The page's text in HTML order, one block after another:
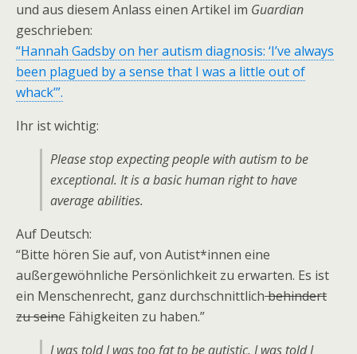
und aus diesem Anlass einen Artikel im Guardian
geschrieben:
“Hannah Gadsby on her autism diagnosis: ‘I’ve always
been plagued by a sense that I was a little out of
whack’”.
Ihr ist wichtig:
Please stop expecting people with autism to be
exceptional. It is a basic human right to have
average abilities.
Auf Deutsch:
“Bitte hören Sie auf, von Autist*innen eine
außergewöhnliche Persönlichkeit zu erwarten. Es ist
ein Menschenrecht, ganz durchschnittlichbehindert
zu seine Fähigkeiten zu haben.”
I was told I was too fat to be autistic. I was told I